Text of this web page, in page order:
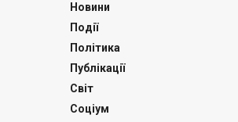
Новини
Події
Політика
Публікації
Світ
Соціум